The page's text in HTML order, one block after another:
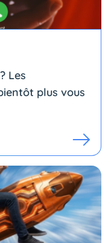
Les
plus vous